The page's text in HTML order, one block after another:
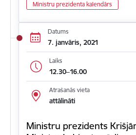
Ministru prezidenta kalendārs
Datums
7. janvāris, 2021
Laiks
12.30–16.00
Atrašanās vieta
attālināti
Ministru prezidents